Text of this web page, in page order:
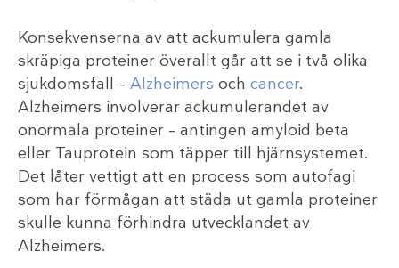
Konsekvenserna av att ackumulera gamla
skräpiga proteiner överallt går att se i två olika
sjukdomsfall – Alzheimers och cancer.
Alzheimers involverar ackumulerandet av
onormala proteiner – antingen amyloid beta
eller Tauprotein som täpper till hjärnsystemet.
Det låter vettigt att en process som autofagi
som har förmågan att städa ut gamla proteiner
skulle kunna förhindra utvecklandet av
Alzheimers.